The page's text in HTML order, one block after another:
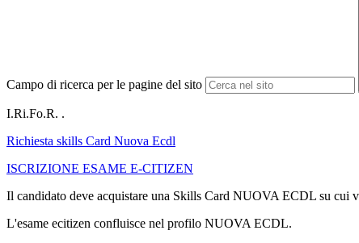
Campo di ricerca per le pagine del sito
I.Ri.Fo.R. .
Richiesta skills Card Nuova Ecdl
ISCRIZIONE ESAME E-CITIZEN
Il candidato deve acquistare una Skills Card NUOVA ECDL su cui
L'esame ecitizen confluisce nel profilo NUOVA ECDL.